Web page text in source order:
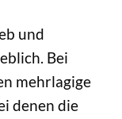
und
Bei
mehrlagige
denen die